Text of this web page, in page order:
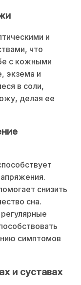
и
что
с кожными
экзема и
в соли,
делая ее
снизить
сна.
симптомов
и суставах